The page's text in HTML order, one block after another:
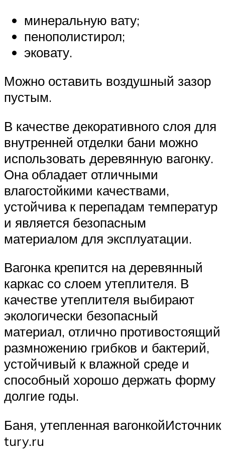
минеральную вату;
пенополистирол;
эковату.
Можно оставить воздушный зазор
пустым.
В качестве декоративного слоя для
внутренней отделки бани можно
использовать деревянную вагонку.
Она обладает отличными
влагостойкими качествами,
устойчива к перепадам температур
и является безопасным
материалом для эксплуатации.
Вагонка крепится на деревянный
каркас со слоем утеплителя. В
качестве утеплителя выбирают
экологически безопасный
материал, отлично противостоящий
размножению грибков и бактерий,
устойчивый к влажной среде и
способный хорошо держать форму
долгие годы.
Баня, утепленная вагонкойИсточник
tury.ru